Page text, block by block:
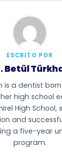
ESCRITO POR
Betül
is a dentist
high school
High School,
and
a five-year
program.